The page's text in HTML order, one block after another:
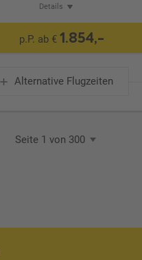
Details
p.P. ab €1.854,-
Alternative Flugzeiten
Seite 1 von 300